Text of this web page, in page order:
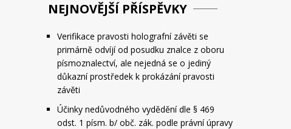
NEJNOVĚJŠÍ PŘÍSPĚVKY
Verifikace pravosti holografní závěti se
primárně odvíjí od posudku znalce z oboru
písmoznalectví, ale nejedná se o jediný
důkazní prostředek k prokázání pravosti
závěti
Účinky nedůvodného vydědění dle § 469
odst. 1 písm. b/ obč. zák. podle právní úpravy